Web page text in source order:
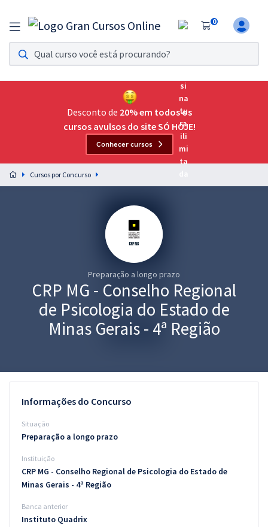
0
Assinatura Ilimitada 11
Acesso a todos os cursos. Teste grátis por 7 dias!
Assinatura OAB Até Passar
Acesso ilimitado a toda preparação para o Exame da
Preparação completa e intensiva para as principais
residências em saúde do Brasil
Graduação
Blog
Aprovados
Desconto de 20% em todos os
cursos avulsos do site SÓ HOJE!
Conhecer cursos
Cursos por Concurso
Preparação a longo prazo
CRP MG - Conselho Regional
de Psicologia do Estado de
Minas Gerais - 4ª Região
Informações do Concurso
Situação
Preparação a longo prazo
Instituição
CRP MG - Conselho Regional de Psicologia do Estado de
Minas Gerais - 4ª Região
Banca anterior
Instituto Quadrix